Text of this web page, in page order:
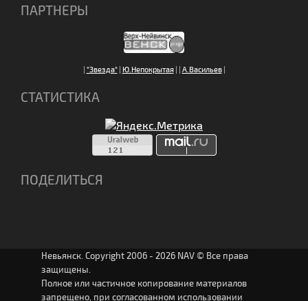
ПАРТНЕРЫ
| "Звезда"| Ю.Непокрытая| | А.Васильев|
СТАТИСТИКА
ПОДЕЛИТЬСЯ
Невьянск. Copyright 2006 - 2026 NAV © Все права
защищены.
Полное или частичное копирование материалов
запрещено, при согласованном использовании